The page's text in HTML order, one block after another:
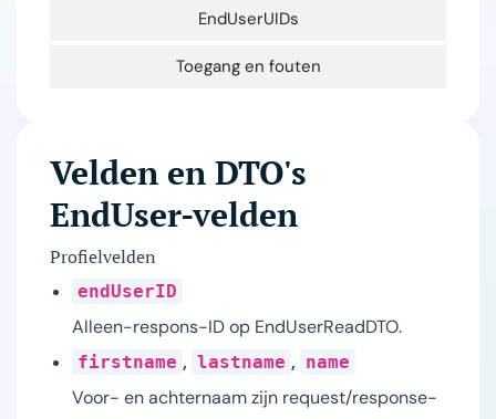
EndUserUIDs
Toegang en fouten
Velden en DTO's
EndUser-velden
Profielvelden
endUserID
Alleen-respons-ID op EndUserReadDTO.
firstname , lastname , name
Voor- en achternaam zijn request/response-